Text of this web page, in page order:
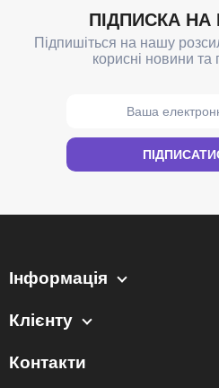
Інформація
Клієнту